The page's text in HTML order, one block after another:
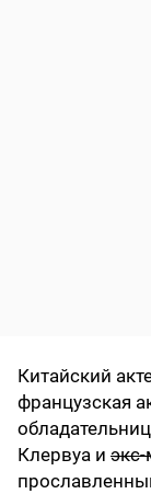
Китайский
французская
Клервуа и